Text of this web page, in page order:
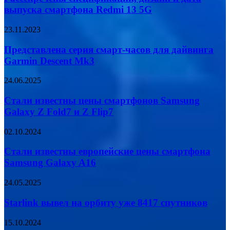
зарядку
и
дата
смартфона
13
5G
выпуска смартфона Redmi 13 5G
Представлена
смарт-
часов
для
Garmin
Mk3
23.11.2023
Представлена серия смарт-часов для дайвинга
Garmin Descent Mk3
Стали
цены
смартфонов
Samsung
Z
и
Z
24.06.2025
Стали известны цены смартфонов Samsung
Galaxy Z Fold7 и Z Flip7
Стали
европейские
цены
смартфона
Galaxy
02.10.2024
Стали известны европейские цены смартфона
Samsung Galaxy A16
Starlink
на
орбиту
уже
8417
24.05.2025
Starlink вывел на орбиту уже 8417 спутников
Прекращена
15.10.2024